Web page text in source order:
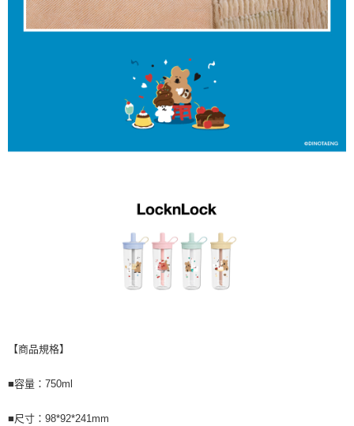
【商品規格】
■容量：750ml
■尺寸：98*92*241mm